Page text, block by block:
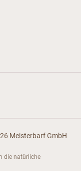
Meisterbarf GmbH
die natürliche